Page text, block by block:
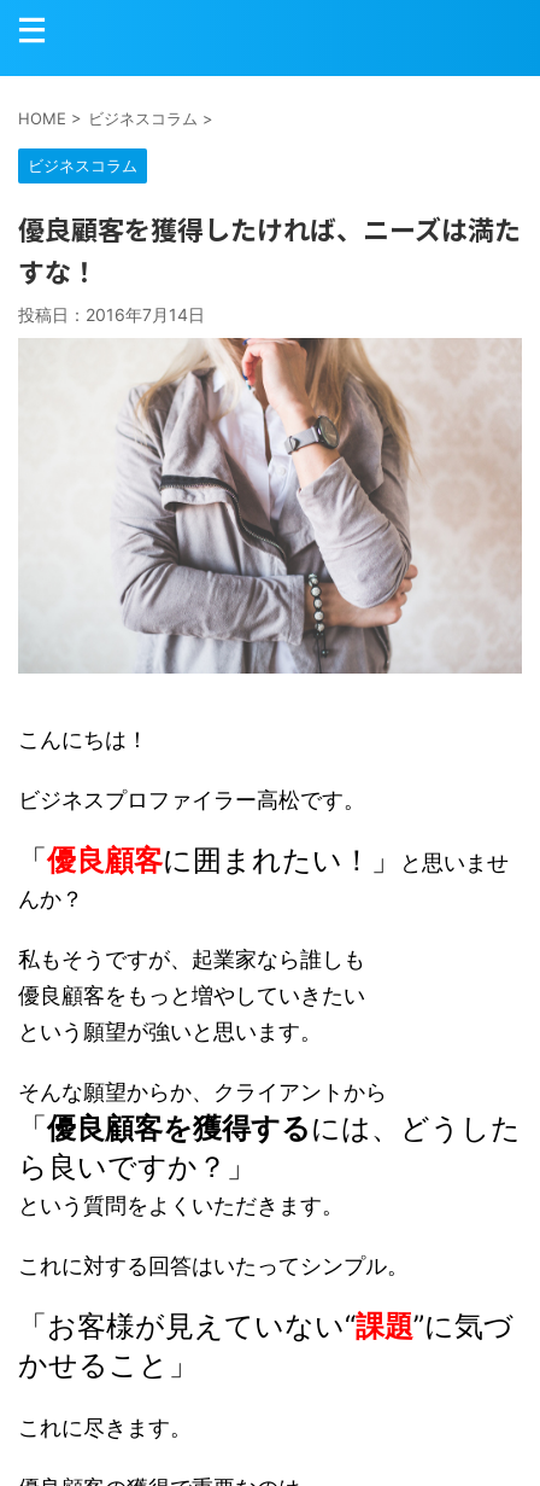
HOME > ビジネスコラム >
ビジネスコラム
優良顧客を獲得したければ、ニーズは満た
すな！
投稿日： 2016年7月14日
こんにちは！
ビジネスプロファイラー高松です。
「優良顧客に囲まれたい！」
と思いませ
んか？
私もそうですが、起業家なら誰しも
優良顧客をもっと増やしていきたい
という願望が強いと思います。
そんな願望からか、クライアントから
「優良顧客を獲得するには、どうした
ら良いですか？」
という質問をよくいただきます。
これに対する回答はいたってシンプル。
「お客様が見えていない“課題”に気づ
かせること」
これに尽きます。